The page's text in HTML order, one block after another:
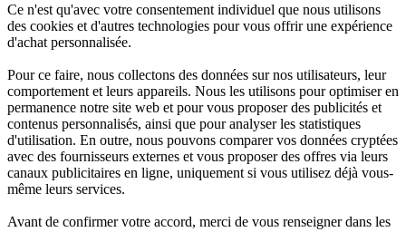
Ce n'est qu'avec votre consentement individuel que nous utilisons
des cookies et d'autres technologies pour vous offrir une expérience
d'achat personnalisée.
Pour ce faire, nous collectons des données sur nos utilisateurs, leur
comportement et leurs appareils. Nous les utilisons pour optimiser en
permanence notre site web et pour vous proposer des publicités et
contenus personnalisés, ainsi que pour analyser les statistiques
d'utilisation. En outre, nous pouvons comparer vos données cryptées
avec des fournisseurs externes et vous proposer des offres via leurs
canaux publicitaires en ligne, uniquement si vous utilisez déjà vous-
même leurs services.
Avant de confirmer votre accord, merci de vous renseigner dans les